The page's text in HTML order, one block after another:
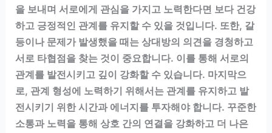
을 보내며 서로에게 관심을 가지고 노력한다면 보다 건강
하고 긍정적인 관계를 유지할 수 있을 것입니다. 또한, 갈
등이나 문제가 발생했을 때는 상대방의 의견을 경청하고
서로 타협점을 찾는 것이 중요합니다. 이를 통해 서로의
관계를 발전시키고 깊이 강화할 수 있습니다. 마지막으
로, 관계 형성에 노력하기 위해서는 관계를 유지하고 발
전시키기 위한 시간과 에너지를 투자해야 합니다. 꾸준한
소통과 노력을 통해 상호 간의 연결을 강화하고 더 나은